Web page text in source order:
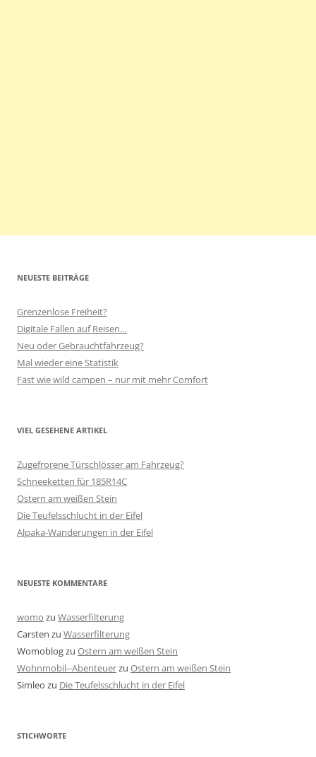
NEUESTE BEITRÄGE
Grenzenlose Freiheit?
Digitale Fallen auf Reisen…
Neu oder Gebrauchtfahrzeug?
Mal wieder eine Statistik
Fast wie wild campen – nur mit mehr Comfort
VIEL GESEHENE ARTIKEL
Zugefrorene Türschlösser am Fahrzeug?
Schneeketten für 185R14C
Ostern am weißen Stein
Die Teufelsschlucht in der Eifel
Alpaka-Wanderungen in der Eifel
NEUESTE KOMMENTARE
womo zu Wasserfilterung
Carsten zu Wasserfilterung
Womoblogzu Ostern am weißen Stein
Wohnmobil--Abenteuerzu Ostern am weißen Stein
Simleo zu Die Teufelsschlucht in der Eifel
STICHWORTE